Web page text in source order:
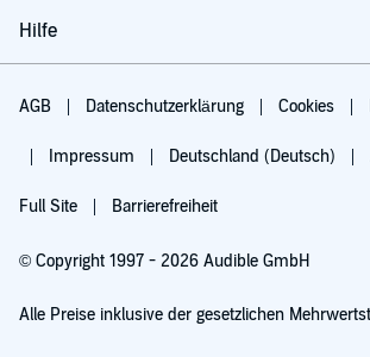
Hilfe
AGB Datenschutzerklärung Cookies
Impressum Deutschland (Deutsch)
Full Site Barrierefreiheit
© Copyright 1997 - 2026 Audible GmbH
Alle Preise inklusive der gesetzlichen